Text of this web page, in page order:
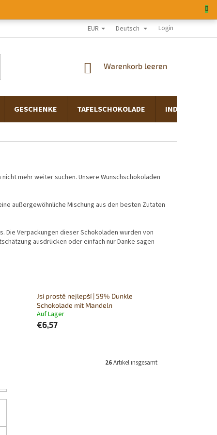
GESCHÄFTSBEWERTUNG REFERENZ
EUR Deutsch Login
WARENKORB
Warenkorb leeren
GESCHENKE TAFELSCHOKOLADE INDIVIDUELLE
mehr weiter suchen. Unsere Wunschschokoladen
außergewöhnliche Mischung aus den besten Zutaten
Die Verpackungen dieser Schokoladen wurden von
ausdrücken oder einfach nur Danke sagen
Jsi prostě nejlepší | 59% Dunkle
Schokolade mit Mandeln
Auf Lager
€6,57
26Artikel insgesamt